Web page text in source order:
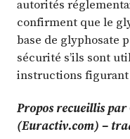
autorités
confirment que le
base de glyphosate
sécurité s’ils sont
instructions
Propos recueillis
(Euractiv.com) –